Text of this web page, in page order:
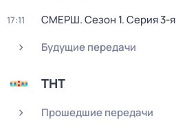
17:11 СМЕРШ. Сезон 1. Серия 3-я
Будущие передачи
ТНТ
Прошедшие передачи